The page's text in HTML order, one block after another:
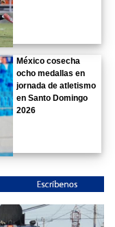
México cosecha
ocho medallas en
jornada de atletismo
en Santo Domingo
2026